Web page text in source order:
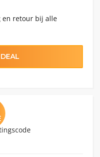
en retour bij alle